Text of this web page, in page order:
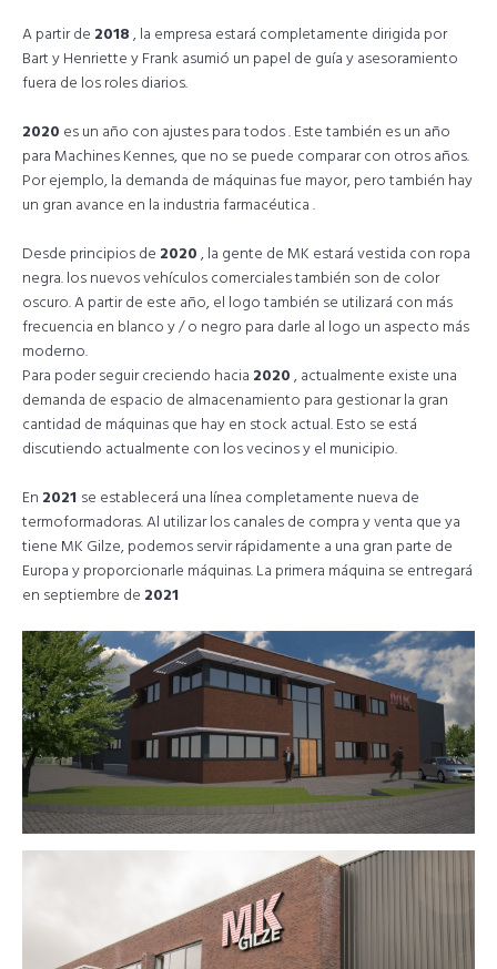
A partir de 2018, la empresa estará completamente dirigida por
Bart y Henriette y Frank asumió un papel de guía y asesoramiento
fuera de los roles diarios.
2020 es un año con ajustes para todos . Este también es un año
para Machines Kennes, que no se puede comparar con otros años.
Por ejemplo, la demanda de máquinas fue mayor, pero también hay
un gran avance en la industria farmacéutica .
Desde principios de 2020, la gente de MK estará vestida con ropa
negra. los nuevos vehículos comerciales también son de color
oscuro. A partir de este año, el logo también se utilizará con más
frecuencia en blanco y / o negro para darle al logo un aspecto más
moderno.
Para poder seguir creciendo hacia 2020, actualmente existe una
demanda de espacio de almacenamiento para gestionar la gran
cantidad de máquinas que hay en stock actual. Esto se está
discutiendo actualmente con los vecinos y el municipio.
En 2021 se establecerá una línea completamente nueva de
termoformadoras. Al utilizar los canales de compra y venta que ya
tiene MK Gilze, podemos servir rápidamente a una gran parte de
Europa y proporcionarle máquinas. La primera máquina se entregará
en septiembre de 2021